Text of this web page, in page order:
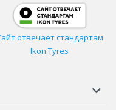
отвечает стандартам
Ikon Tyres